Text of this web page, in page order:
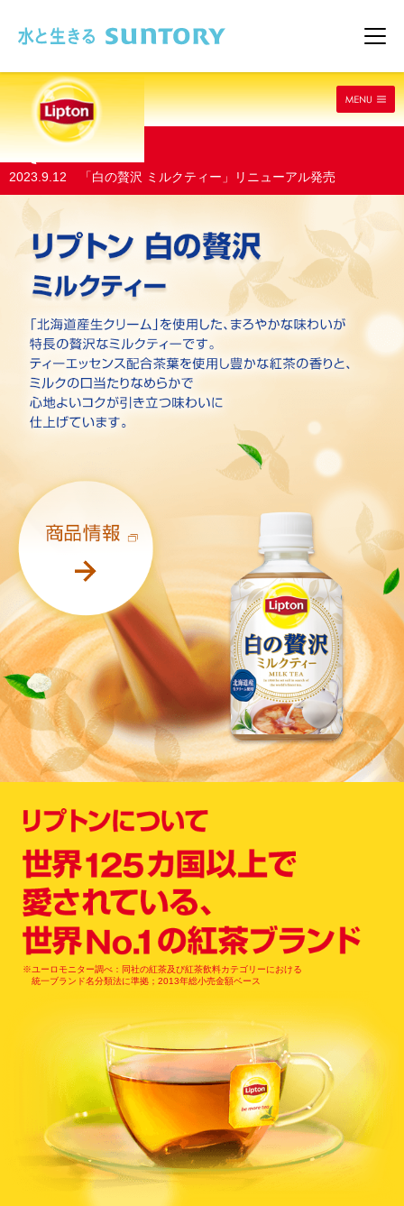
メ
2023.9.12 「白の贅沢 ミルクティー」リニューアル発売
※ユーロモニター調べ：同社の紅茶及び紅茶飲料カテゴリーにおける
統一ブランド名分類法に準拠；2013年総小売金額ベース